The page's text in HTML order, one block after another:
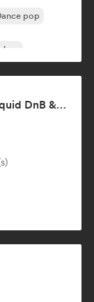
pop
DnBeyond ⚡ Drum & Bass, Liquid DnB & Jungle